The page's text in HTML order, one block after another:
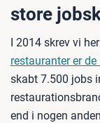
store
I 2014 skrev vi
restauranter er
skabt 7.500 jobs
end i nogen